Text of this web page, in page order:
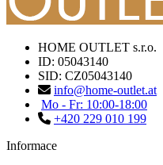
HOME OUTLET s.r.o.
ID: 05043140
SID: CZ05043140
info@home-outlet.at
Mo - Fr: 10:00-18:00
+420 229 010 199
Informace